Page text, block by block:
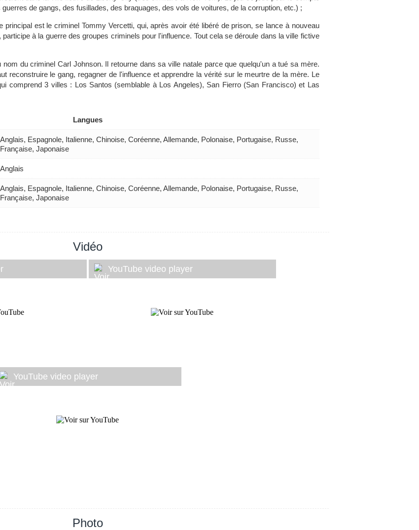
de gangs, des fusillades, des braquages, des vols de voitures, de la corruption, etc.) ;
principal est le criminel Tommy Vercetti, qui, après avoir été libéré de prison, se lance à nouveau
à la guerre des groupes criminels pour l'influence. Tout cela se déroule dans la ville fictive
du criminel Carl Johnson. Il retourne dans sa ville natale parce que quelqu'un a tué sa mère.
reconstruire le gang, regagner de l'influence et apprendre la vérité sur le meurtre de la mère. Le
comprend 3 villes : Los Santos (semblable à Los Angeles), San Fierro (San Francisco) et Las
Langues
Anglais, Espagnole, Italienne, Chinoise, Coréenne, Allemande, Polonaise, Portugaise, Russe,
Française, Japonaise
Anglais
Anglais, Espagnole, Italienne, Chinoise, Coréenne, Allemande, Polonaise, Portugaise, Russe,
Française, Japonaise
Vidéo
YouTube video player
YouTube video player
Photo